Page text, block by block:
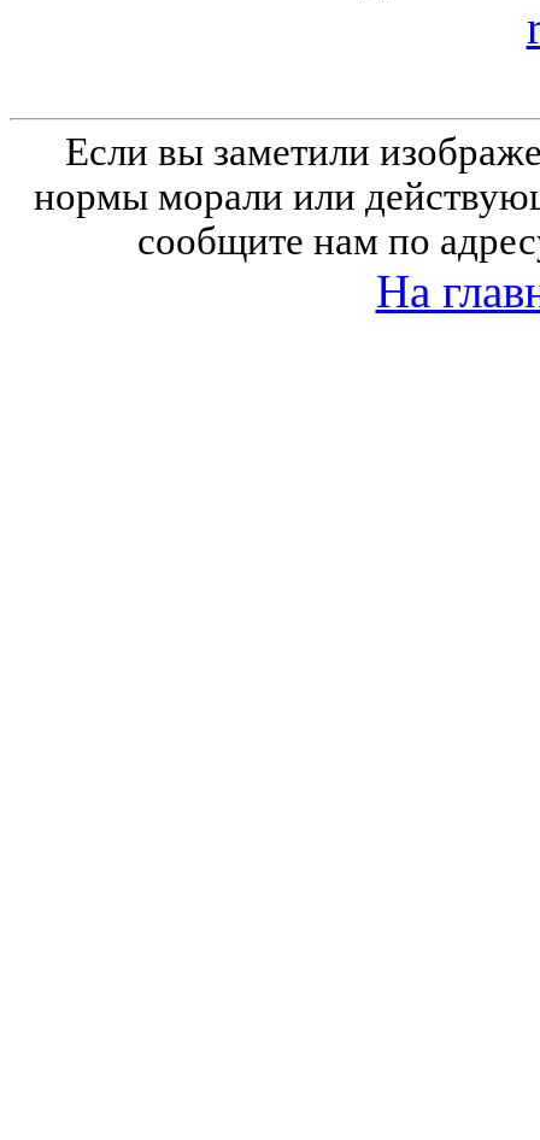
Если вы заметили
нормы морали или
сообщите нам по
На